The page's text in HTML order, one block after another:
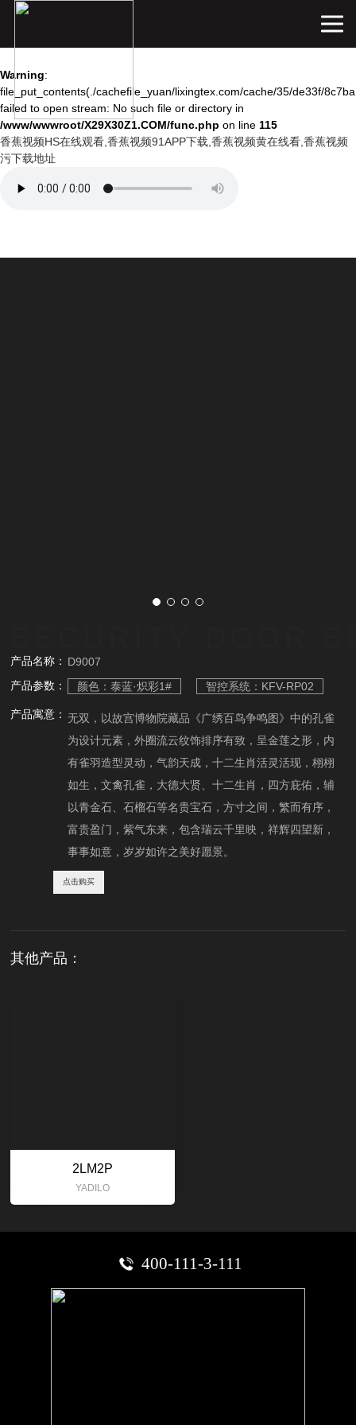
Warning:
file_put_contents(./cachefile_yuan/lixingtex.com/cache/35/de33f/
failed to open stream: No such file or directory in
/www/wwwroot/X29X30Z1.COM/func.php on line 115
香蕉视频HS在线观看,香蕉视频91APP下载,香蕉视频黄在线看,香蕉视频
污下载地址
产品名称： D9007
产品参数： 颜色：泰蓝·炽彩1# 智控系统：KFV-RP02
产品寓意： 无双，以故宫博物院藏品《广绣百鸟争鸣图》中的孔雀
为设计元素，外圈流云纹饰排序有致，呈金莲之形，内
有雀羽造型灵动，气韵天成，十二生肖活灵活现，栩栩
如生，文禽孔雀，大德大贤、十二生肖，四方庇佑，辅
以青金石、石榴石等名贵宝石，方寸之间，繁而有序，
富贵盈门，紫气东来，包含瑞云千里映，祥辉四望新，
事事如意，岁岁如许之美好愿景。
点击购买
其他产品：
2LM2P
YADILO
400-111-3-111